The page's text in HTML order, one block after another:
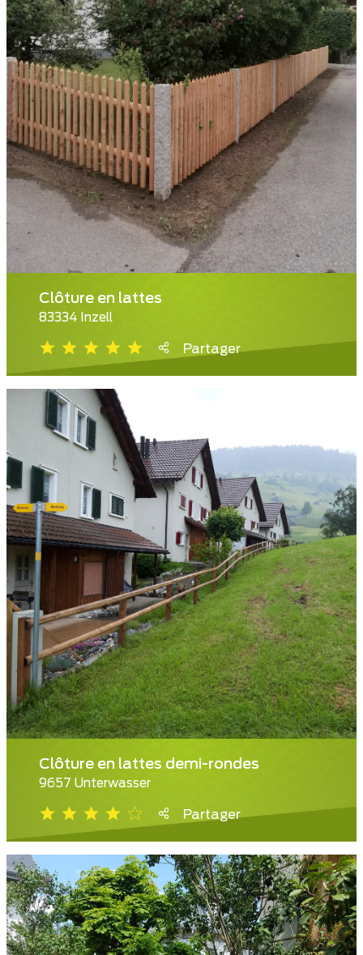
Clôture en lattes
83334 Inzell
Partager
Clôture en lattes demi-rondes
9657 Unterwasser
Partager